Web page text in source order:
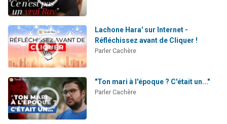
Lachone Hara' sur Internet -
Réfléchissez avant de Cliquer !
Parler Cachère
"Ton mari à l'époque ? C'était un..."
Parler Cachère